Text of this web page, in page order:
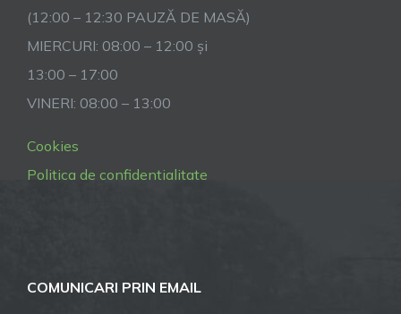
(12:00 – 12:30 PAUZĂ DE MASĂ)
MIERCURI: 08:00 – 12:00 și
13:00 – 17:00
VINERI: 08:00 – 13:00
Cookies
Politica de confidentialitate
COMUNICARI PRIN EMAIL